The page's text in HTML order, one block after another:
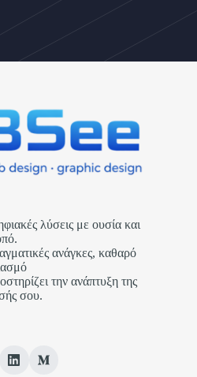
λύσεις με ουσία και
ανάγκες, καθαρό
την ανάπτυξη της
σου.